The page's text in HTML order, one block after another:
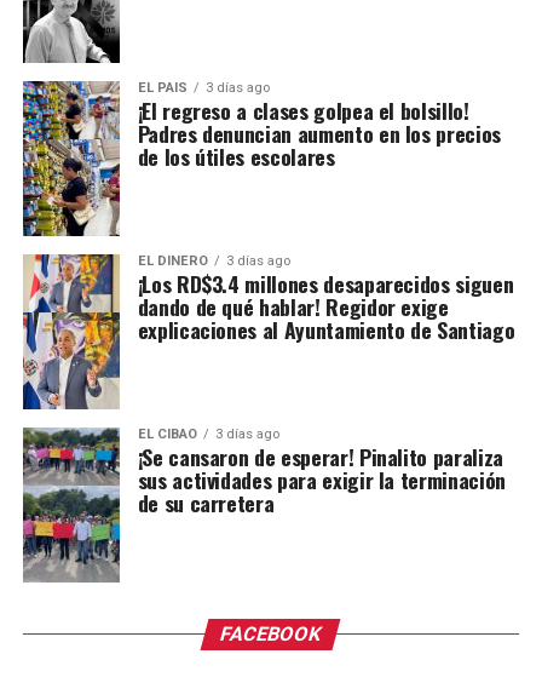
EL PAIS 3 días ago
¡El regreso a clases golpea el bolsillo!
Padres denuncian aumento en los precios
de los útiles escolares
EL DINERO 3 días ago
¡Los RD$3.4 millones desaparecidos siguen
dando de qué hablar! Regidor exige
explicaciones al Ayuntamiento de Santiago
EL CIBAO 3 días ago
¡Se cansaron de esperar! Pinalito paraliza
sus actividades para exigir la terminación
de su carretera
FACEBOOK